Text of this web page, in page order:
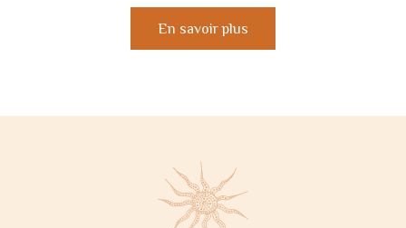
En savoir plus